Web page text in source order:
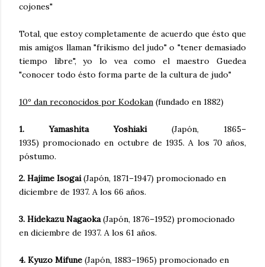
cojones"
Total, que estoy completamente de acuerdo que ésto que
mis amigos llaman "frikismo del judo" o "tener demasiado
tiempo libre", yo lo vea como el maestro Guedea
"conocer todo ésto forma parte de la cultura de judo"
10º dan reconocidos por Kodokan (fundado en 1882)
1. Yamashita Yoshiaki(Japón, 1865–
1935) promocionado en octubre de 1935. A los 70 años,
póstumo.
2. Hajime Isogai(Japón, 1871–1947) promocionado en
diciembre de 1937. A los 66 años.
3. Hidekazu Nagaoka(Japón, 1876–1952) promocionado
en diciembre de 1937. A los 61 años.
4. Kyuzo Mifune (Japón, 1883–1965) promocionado en